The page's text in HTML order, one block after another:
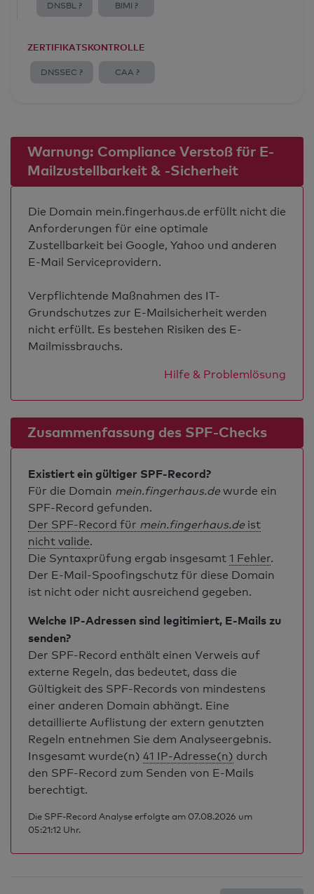
DNSBL ? BIMI ?
ZERTIFIKATSKONTROLLE
DNSSEC ? CAA ?
Warnung: Compliance Verstoß für E-
Mailzustellbarkeit & -Sicherheit
Die Domain mein.fingerhaus.de erfüllt nicht die
Anforderungen für eine optimale
Zustellbarkeit bei Google, Yahoo und anderen
E-Mail Serviceprovidern.
Verpflichtende Maßnahmen des IT-
Grundschutzes zur E-Mailsicherheit werden
nicht erfüllt. Es bestehen Risiken des E-
Mailmissbrauchs.
Hilfe & Problemlösung
Zusammenfassung des SPF-Checks
Existiert ein gültiger SPF-Record?
Für die Domain mein.fingerhaus.de wurde ein
SPF-Record gefunden.
Der SPF-Record für mein.fingerhaus.de ist
nicht valide.
Die Syntaxprüfung ergab insgesamt 1 Fehler.
Der E-Mail-Spoofingschutz für diese Domain
ist nicht oder nicht ausreichend gegeben.
Welche IP-Adressen sind legitimiert, E-Mails zu
senden?
Der SPF-Record enthält einen Verweis auf
externe Regeln, das bedeutet, dass die
Gültigkeit des SPF-Records von mindestens
einer anderen Domain abhängt. Eine
detaillierte Auflistung der extern genutzten
Regeln entnehmen Sie dem Analyseergebnis.
Insgesamt wurde(n) 41 IP-Adresse(n) durch
den SPF-Record zum Senden von E-Mails
berechtigt.
Die SPF-Record Analyse erfolgte am 07.08.2026 um
05:21:12 Uhr.